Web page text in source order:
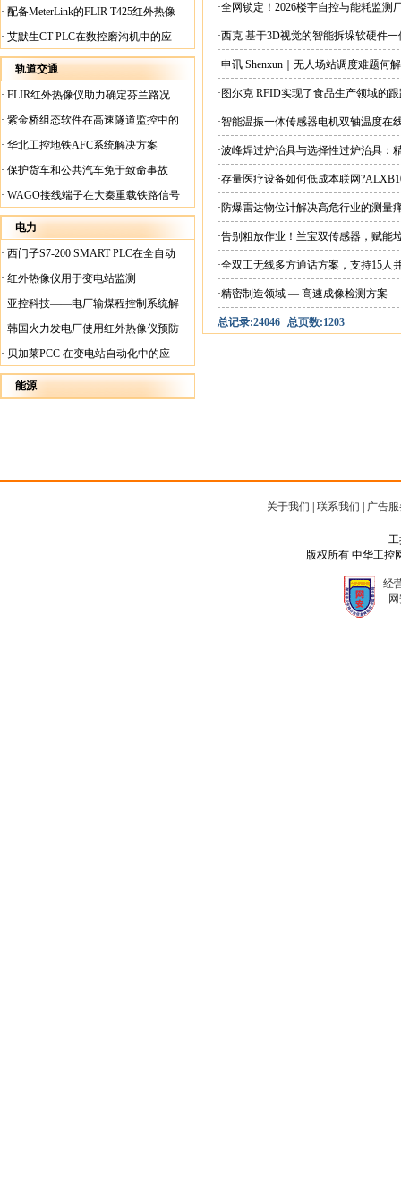
案
· 配备MeterLink的FLIR T425红外热像
仪帮助Medite Europe Ltd加快红外检测
工作速度
· 艾默生CT PLC在数控磨沟机中的应
用
轨道交通
· FLIR红外热像仪助力确定芬兰路况
· 紫金桥组态软件在高速隧道监控中的
应用
· 华北工控地铁AFC系统解决方案
· 保护货车和公共汽车免于致命事故
· WAGO接线端子在大秦重载铁路信号
楼设备中的应用
电力
· 西门子S7-200 SMART PLC在全自动
蓄电池短路内阻检测机上的应用
· 红外热像仪用于变电站监测
· 亚控科技——电厂输煤程控制系统解
决方案
· 韩国火力发电厂使用红外热像仪预防
火灾
· 贝加莱PCC 在变电站自动化中的应
用
能源
·全网锁定！2026楼宇自控与能耗监
·西克 基于3D视觉的智能拆垛软硬件
·申讯 Shenxun｜无人场站调度难题何
·图尔克 RFID实现了食品生产领域的
·智能温振一体传感器电机双轴温度在
·波峰焊过炉治具与选择性过炉治具：
·存量医疗设备如何低成本联网
·防爆雷达物位计解决高危行业的测量
·告别粗放作业！兰宝双传感器，赋能
·全双工无线多方通话方案，支持15人
·精密制造领域 — 高速成像检测方案
总记录:24046 总页数:1203
关于我们 联系我们 广告
工
版权所有 中华工控
经